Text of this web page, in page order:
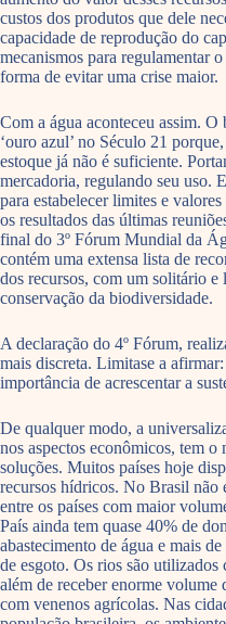
custos dos produtos que dele
capacidade de reprodução do
mecanismos para regulamentar
forma de evitar uma crise maior.
Com a água aconteceu assim. O
‘ouro azul’ no Século 21
estoque já não é suficiente.
mercadoria, regulando seu uso.
para estabelecer limites e
os resultados das últimas
final do 3º Fórum Mundial da
contém uma extensa lista de
dos recursos, com um solitário
conservação da biodiversidade.
A declaração do 4º Fórum,
mais discreta. Limitase a
importância de acrescentar a
De qualquer modo, a
nos aspectos econômicos, tem
soluções. Muitos países hoje
recursos hídricos. No Brasil não
entre os países com maior
País ainda tem quase 40% de
abastecimento de água e mais
de esgoto. Os rios são
além de receber enorme
com venenos agrícolas. Nas